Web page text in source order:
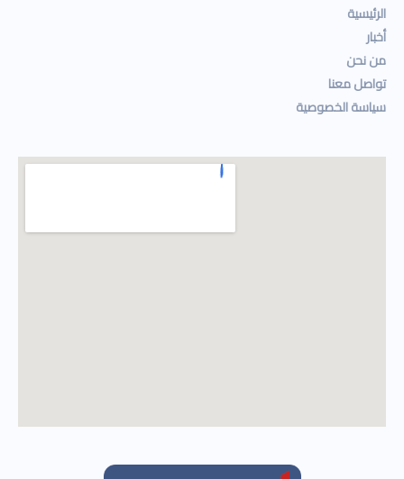
الرئيسية
أخبار
من نحن
تواصل معنا
سياسة الخصوصية